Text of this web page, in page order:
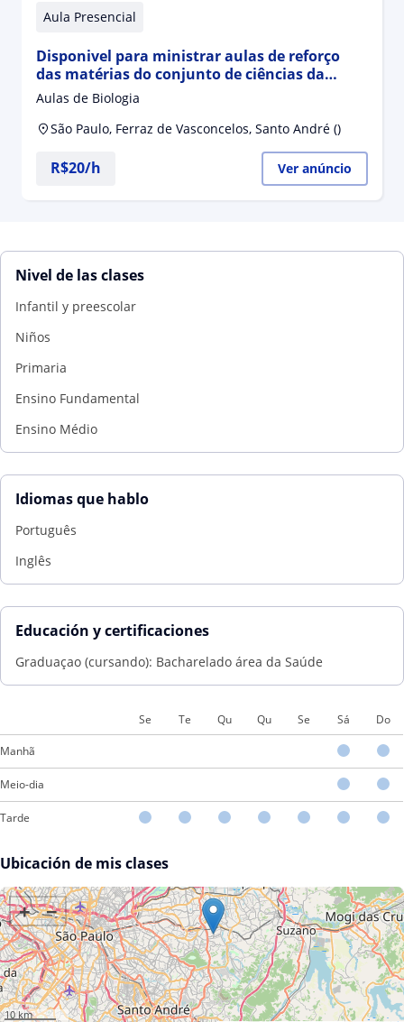
Aula Presencial
Disponivel para ministrar aulas de reforço
das matérias do conjunto de ciências da
natureza e suas tecnologias
Aulas de Biologia
São Paulo, Ferraz de Vasconcelos, Santo André ()
R$20/h Ver anúncio
Nivel de las clases
Infantil y preescolar
Niños
Primaria
Ensino Fundamental
Ensino Médio
Idiomas que hablo
Português
Inglês
Educación y certificaciones
Graduaçao (cursando): Bacharelado área da Saúde
Se Te Qu Qu Se Sá Do
Manhã
Meio-dia
Tarde
Ubicación de mis clases
+ −
10 km